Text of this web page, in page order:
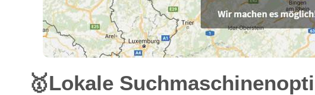
🥇Lokale